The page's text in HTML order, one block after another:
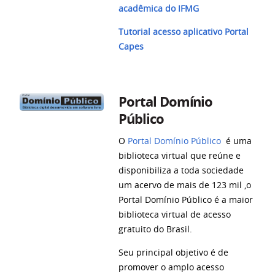
acadêmica do IFMG
Tutorial acesso aplicativo Portal
Capes
Portal Domínio
Público
O Portal Domínio Público é uma
biblioteca virtual que reúne e
disponibiliza a toda sociedade
um acervo de mais de 123 mil ,o
Portal Domínio Público é a maior
biblioteca virtual de acesso
gratuito do Brasil.
Seu principal objetivo é de
promover o amplo acesso